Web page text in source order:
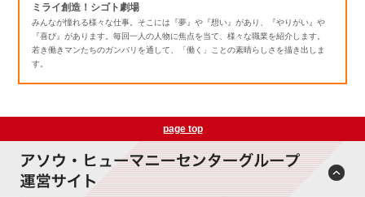
ミライ創造！シゴト劇場
みんなが憧れる様々な仕事。そこには『夢』や『想い』があり、『やりがい』や
『喜び』があります。毎回一人の人物に焦点を当て、様々な職業を紹介します。
若き働きマンたちのガンバリを通して、「働く」ことの素晴らしさを描き出しま
す。
page top